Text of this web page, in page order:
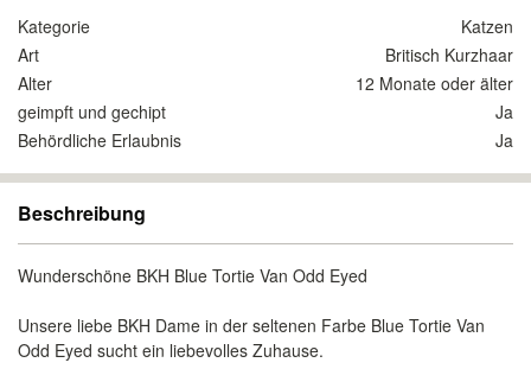
Kategorie
Katzen
Art
Britisch Kurzhaar
Alter
12 Monate oder älter
geimpft und gechipt
Ja
Behördliche Erlaubnis
Ja
Beschreibung
Wunderschöne BKH Blue Tortie Van Odd Eyed
Unsere liebe BKH Dame in der seltenen Farbe Blue Tortie Van
Odd Eyed sucht ein liebevolles Zuhause.